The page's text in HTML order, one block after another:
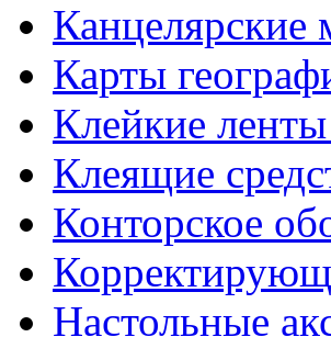
Канцелярские
Карты
Клейкие
Клеящие
Конторское
Настольные